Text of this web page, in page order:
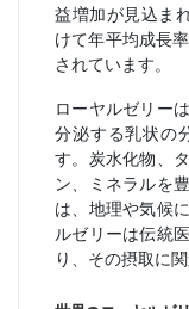
益増加が見込ま
けて年平均成長
されています。
ローヤルゼリー
分泌する乳状の
す。炭水化物、
ン、ミネラルを
は、地理や気候
ルゼリーは伝統
り、その摂取に